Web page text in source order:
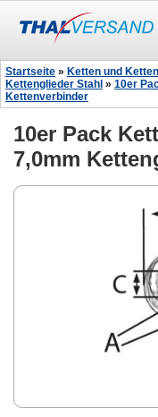
Startseite » Ketten und
Kettenglieder Stahl » 10er
Kettenverbinder
10er Pack
7,0mm